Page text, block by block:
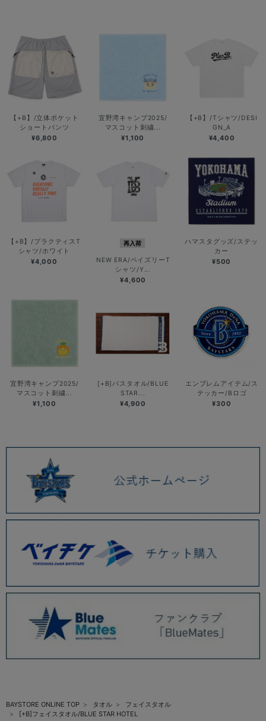
【+B】/立体ポケット
ショートパンツ
¥6,800
宜野湾キャンプ2025/
マスコット刺繍...
¥1,100
【+B】/Tシャツ/DESI
GN_A
¥4,400
【+B】/プラクティスT
シャツ/ホワイト
¥4,000
再入荷
NEW ERA/ペイズリーT
シャツ/Y...
¥4,600
ハマスタグッズ/ステッ
カー
¥500
宜野湾キャンプ2025/
マスコット刺繍...
¥1,100
[+B]バスタオル/BLUE
STAR...
¥4,900
エンブレムアイテム/ス
テッカー/Bロゴ
¥300
BAYSTORE ONLINE TOP タオル
フェイスタオル
[+B]フェイスタオル/BLUE STAR HOTEL